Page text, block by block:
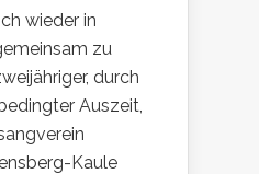
wieder in
zu
durch
Auszeit,
Kaule